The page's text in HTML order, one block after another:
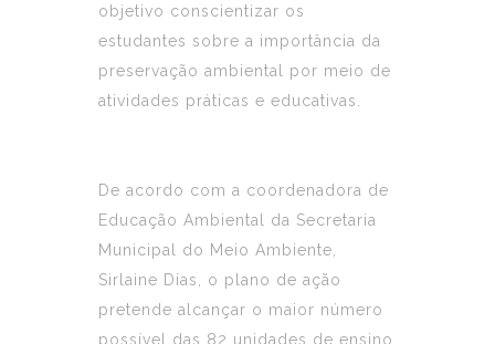
objetivo conscientizar os
estudantes sobre a importância da
preservação ambiental por meio de
atividades práticas e educativas.
De acordo com a coordenadora de
Educação Ambiental da Secretaria
Municipal do Meio Ambiente,
Sirlaine Dias, o plano de ação
pretende alcançar o maior número
possível das 82 unidades de ensino